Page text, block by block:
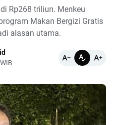
Rp268 triliun. Menkeu
Makan Bergizi Gratis
alasan utama.